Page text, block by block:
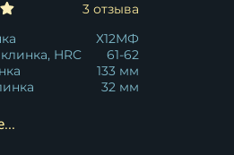
3 отзыва
Х12МФ
HRC
61-62
133 мм
32 мм